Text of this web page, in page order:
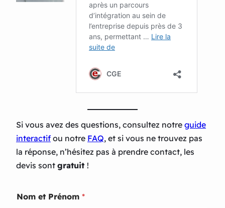
Si vous avez des questions, consultez notre guide
interactif ou notre FAQ, et si vous ne trouvez pas
la réponse, n’hésitez pas à prendre contact, les
devis sont gratuit !
Nom et Prénom *